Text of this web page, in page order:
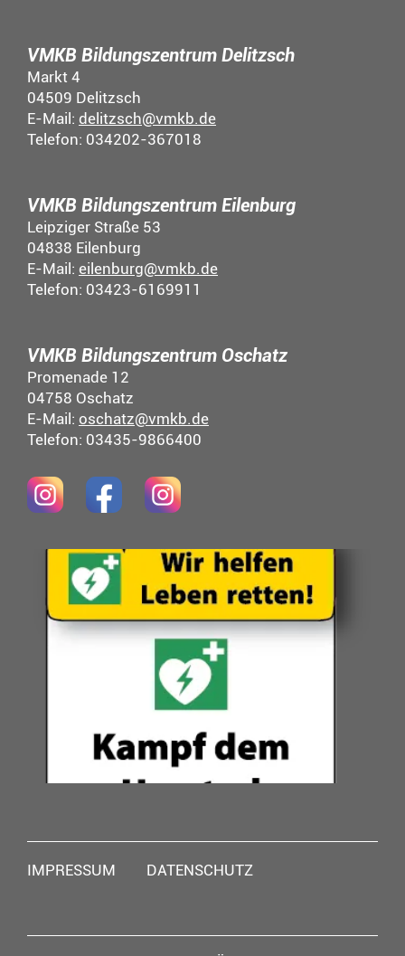
VMKB Bildungszentrum Delitzsch
Markt 4
04509 Delitzsch
E-Mail: delitzsch@vmkb.de
Telefon: 034202-367018
VMKB Bildungszentrum Eilenburg
Leipziger Straße 53
04838 Eilenburg
E-Mail: eilenburg@vmkb.de
Telefon: 03423-6169911
VMKB Bildungszentrum Oschatz
Promenade 12
04758 Oschatz
E-Mail: oschatz@vmkb.de
Telefon: 03435-9866400
Navigation
IMPRESSUM DATENSCHUTZ